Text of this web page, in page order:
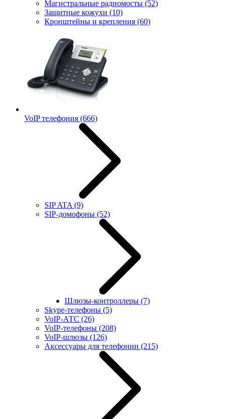
Магистральные радиомосты (52)
Защитные кожухи (10)
Кронштейны и крепления (60)
VoIP телефония (666)
SIP ATA (9)
SIP-домофоны (52)
Шлюзы-контроллеры (7)
Skype-телефоны (5)
VoIP-АТС (26)
VoIP-телефоны (208)
VoIP-шлюзы (126)
Аксессуары для телефонии (215)